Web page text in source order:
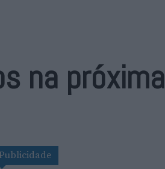
na próxima
Publicidade